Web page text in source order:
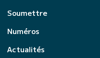
Soumettre
Numéros
Actualités